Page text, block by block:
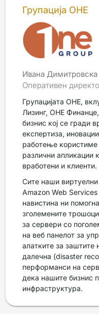
Групација ОНЕ
Ивана Димитровска
Оперативен
Групацијата ОНЕ,
Лизинг, ОНЕ
бизнис кој се гради
експертиза,
работење користиме
различни апликации
вработени и клиенти.
Сите наши
Amazon Web
навистина ни
зголемените
за сервери со
на веб панелот за
алатките за заштите
далечна (disaster
перформанси на
дека нашите бизнис
инфраструктура.